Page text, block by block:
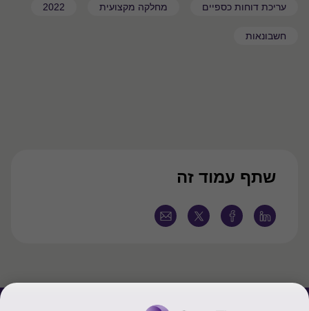
עריכת דוחות כספיים מחלקה מקצועית 2022
חשבונאות
שתף עמוד זה